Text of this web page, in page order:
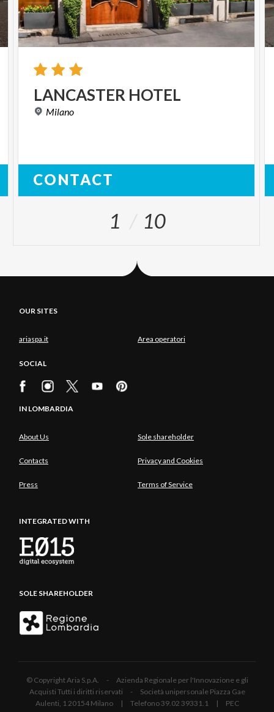
LANCASTER HOTEL
Milano
CONTACT
1 10
OUR SITES
ariaspa.it Area operatori
SOCIAL
IN LOMBARDIA
About Us Sole shareholder
Contacts Privacy and Cookies
Press Terms of Service
INTEGRATED WITH
SOLE SHAREHOLDER
© Copyright Aria S.p.A. - Azienda Regionale per l'Innovazione e gli
Acquisti Tutti i diritti riservati - Società unipersonale Piazza Gae
Aulenti, 1 20154 Milano | Telefono 39.02 39331.1 | PEC